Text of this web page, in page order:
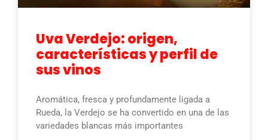
Uva Verdejo: origen,
características y perfil de
sus vinos
Aromática, fresca y profundamente ligada a
Rueda, la Verdejo se ha convertido en una de las
variedades blancas más importantes